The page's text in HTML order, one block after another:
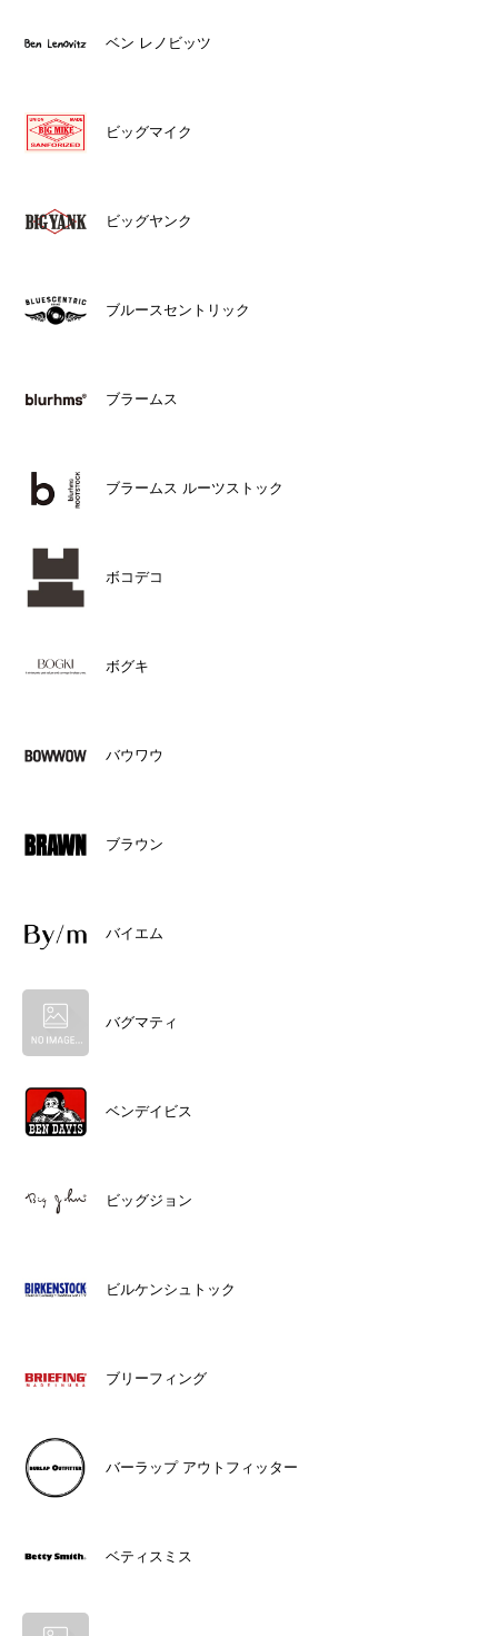
ベン レノビッツ
ビッグマイク
ビッグヤンク
ブルースセントリック
ブラームス
ブラームス ルーツストック
ボコデコ
ボグキ
バウワウ
ブラウン
バイエム
バグマティ
ベンデイビス
ビッグジョン
ビルケンシュトック
ブリーフィング
バーラップ アウトフィッター
ベティスミス